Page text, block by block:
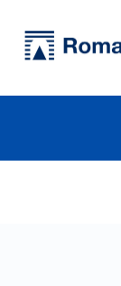
Prof. MAURIZIO PATRIGNANI ricerca - Università Roma Tre